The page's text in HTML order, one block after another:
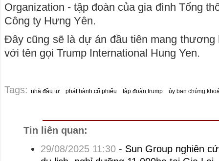
Organization - tập đoàn của gia đình Tổng
Công ty Hưng Yên.
Đây cũng sẽ là dự án đầu tiên mang thương
với tên gọi Trump International Hung Yen.
Tags: nhà đầu tư phát hành cổ phiếu tập đoàn trump ủy ban chứng
Tin liên quan:
29/08/2025 11:30- Sun Group nghiên